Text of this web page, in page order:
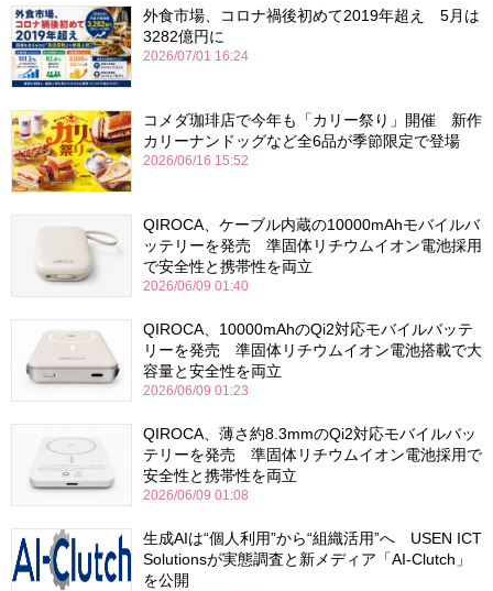
外食市場、コロナ禍後初めて2019年超え 5月は
3282億円に
2026/07/01 16:24
コメダ珈琲店で今年も「カリー祭り」開催 新作
カリーナンドッグなど全6品が季節限定で登場
2026/06/16 15:52
QIROCA、ケーブル内蔵の10000mAhモバイルバ
ッテリーを発売 準固体リチウムイオン電池採用
で安全性と携帯性を両立
2026/06/09 01:40
QIROCA、10000mAhのQi2対応モバイルバッテ
リーを発売 準固体リチウムイオン電池搭載で大
容量と安全性を両立
2026/06/09 01:23
QIROCA、薄さ約8.3mmのQi2対応モバイルバッ
テリーを発売 準固体リチウムイオン電池採用で
安全性と携帯性を両立
2026/06/09 01:08
生成AIは“個人利用”から“組織活用”へ USEN ICT
Solutionsが実態調査と新メディア「AI-Clutch」
を公開